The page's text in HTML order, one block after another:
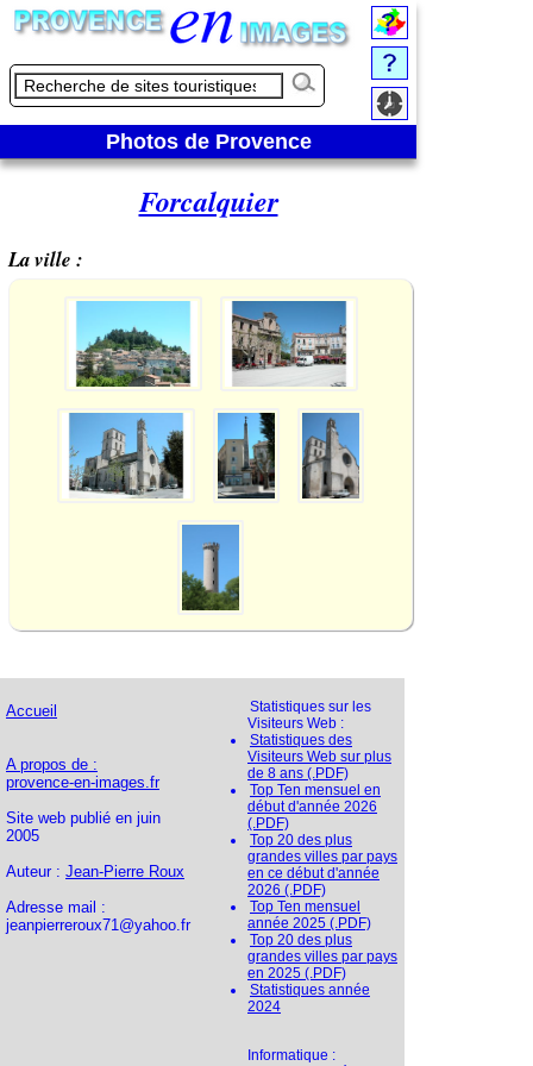
Photos de Provence
Forcalquier
La ville :
Accueil
A propos de :
provence-en-images.fr
Site web publié en juin
2005
Auteur : Jean-Pierre Roux
Adresse mail :
jeanpierreroux71@yahoo.fr
Statistiques sur les
Visiteurs Web :
Statistiques des
Visiteurs Web sur plus
de 8 ans (.PDF)
Top Ten mensuel en
début d'année 2026
(.PDF)
Top 20 des plus
grandes villes par pays
en ce début d'année
2026 (.PDF)
Top Ten mensuel
année 2025 (.PDF)
Top 20 des plus
grandes villes par pays
en 2025 (.PDF)
Statistiques année
2024
Informatique :